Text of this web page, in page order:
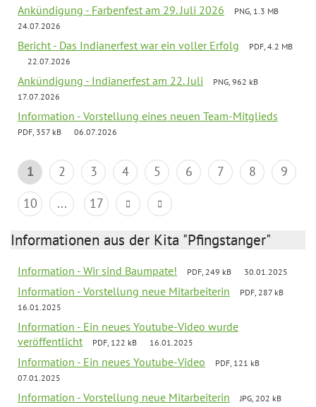
Ankündigung - Farbenfest am 29. Juli 2026
PNG, 1.3 MB
24.07.2026
Bericht - Das Indianerfest war ein voller Erfolg
PDF, 4.2 MB
22.07.2026
Ankündigung - Indianerfest am 22. Juli
PNG, 962 kB
17.07.2026
Information - Vorstellung eines neuen Team-Mitglieds
PDF, 357 kB 06.07.2026
1 2 3 4 5 6 7 8
9
10
... 17
Informationen aus der Kita "Pfingstanger"
Information - Wir sind Baumpate! PDF, 249 kB 30.01.2025
Information - Vorstellung neue Mitarbeiterin
PDF, 287 kB
16.01.2025
Information - Ein neues Youtube-Video wurde
veröffentlicht
PDF, 122 kB 16.01.2025
Information - Ein neues Youtube-Video
PDF, 121 kB
07.01.2025
Information - Vorstellung neue Mitarbeiterin
JPG, 202 kB